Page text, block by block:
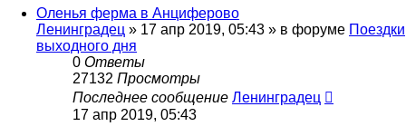
Оленья ферма в Анциферово
Ленинградец » 17 апр 2019, 05:43 » в форуме Поездки
выходного дня
0 Ответы
27132 Просмотры
Последнее сообщение Ленинградец
17 апр 2019, 05:43